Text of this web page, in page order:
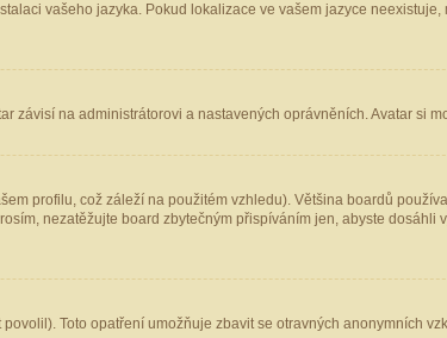
vašeho jazyka. Pokud lokalizace ve vašem jazyce
závisí na administrátorovi a nastavených oprávněních. Avatar si
profilu, což záleží na použitém vzhledu). Většina boardů
nezatěžujte board zbytečným přispíváním jen, abyste dosáhli
Toto opatření umožňuje zbavit se otravných anonymních